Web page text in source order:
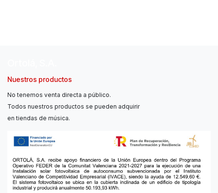
Nuestros productos
No tenemos venta directa a público.
Todos nuestros productos se pueden adquirir
en tiendas de música.